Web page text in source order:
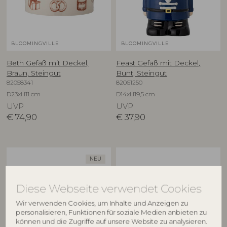
Diese Webseite verwendet Cookies
Wir verwenden Cookies, um Inhalte und Anzeigen zu
personalisieren, Funktionen für soziale Medien anbieten zu
können und die Zugriffe auf unsere Website zu analysieren.
BLOOMINGVILLE
Beth Gefäß mit Deckel,
Braun, Steingut
82058341
D23xH11 cm
UVP
€ 74,90
BLOOMINGVILLE
Feast Gefäß mit Deckel,
Bunt, Steingut
82061250
D14xH19,5 cm
UVP
€ 37,90
NEU